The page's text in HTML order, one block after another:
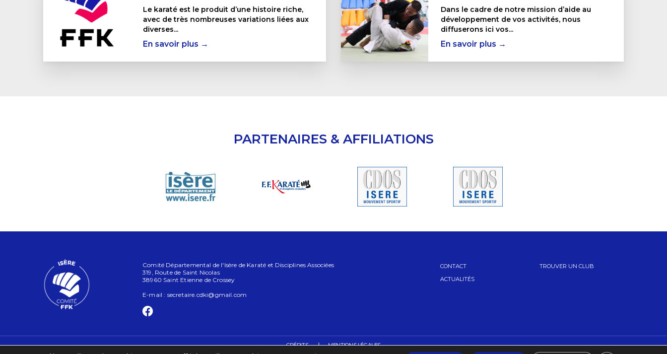
Le karaté est le produit d’une histoire riche,
avec de très nombreuses variations liées aux
diverses...
En savoir plus →
Dans le cadre de notre mission d’aide au
développement de vos activités, nous
diffuserons ici vos...
En savoir plus →
PARTENAIRES & AFFILIATIONS
Comité Départemental de l'Isère de Karaté et Disciplines Associées
319, Route de Saint Nicolas
38960 Saint Etienne de Crossey
E-mail : secretaire.cdki@gmail.com
CONTACT
ACTUALITÉS
TROUVER UN CLUB
CRÉDITS MENTIONS LÉGALES